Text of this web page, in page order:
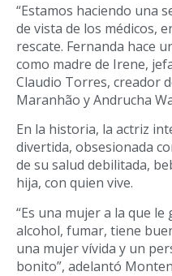
“Estamos haciendo una
de vista de los médicos,
rescate. Fernanda hace
como madre de Irene,
Claudio Torres, creador
Maranhão y Andrucha
En la historia, la actriz
divertida, obsesionada
de su salud debilitada,
hija, con quien vive.
“Es una mujer a la que
alcohol, fumar, tiene
una mujer vívida y un
bonito”, adelantó